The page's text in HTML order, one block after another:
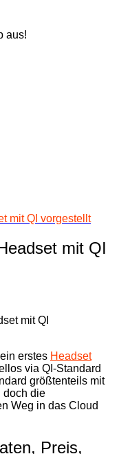
aus!
mit QI vorgestellt
mit QI
erstes Headset
via QI-Standard
größtenteils mit
doch die
Weg in das Cloud
Preis,